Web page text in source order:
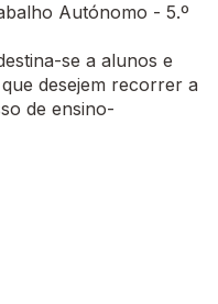
Autónomo - 5.º
se a alunos e
desejem recorrer a
de ensino-